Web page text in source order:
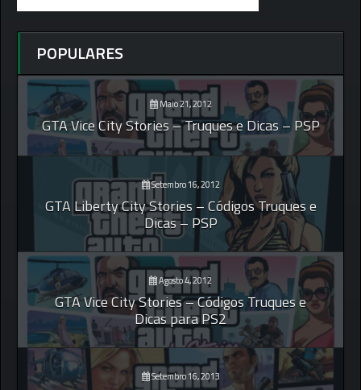
POPULARES
Maio 21, 2012
GTA Vice City Stories – Truques e Dicas – PSP
Setembro 16, 2012
GTA Liberty City Stories – Códigos Truques e
Dicas – PSP
Agosto 4, 2012
GTA Vice City Stories – Códigos Truques e
Dicas para PS2
Setembro 16, 2013